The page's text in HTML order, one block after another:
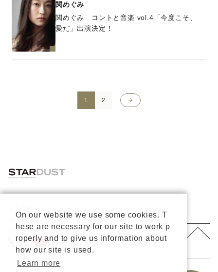
関めぐみ
関めぐみ コントと音楽 vol.4「今度こそ、
愛だ」出演決定！
1 2 >
プライバシーポリシー
重要なお知らせ
お問い合わせ
About Us
公式X
公式Youtube
On our website we use some cookies. T
hese are necessary for our site to work p
roperly and to give us information about
how our site is used.
Learn more